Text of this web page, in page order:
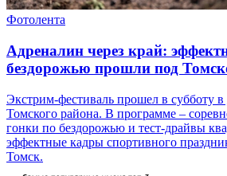
Фотолента
Адреналин через край:
бездорожью прошли под
Экстрим-фестиваль прошел в субботу в
Томского района. В программе –
гонки по бездорожью и тест-драйвы
эффектные кадры спортивного
Томск.